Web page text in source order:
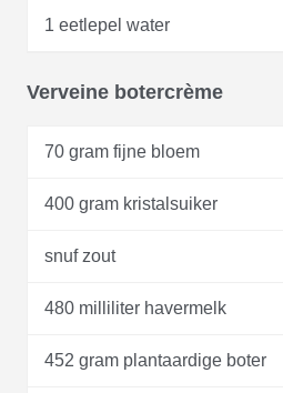
1 eetlepel water
Verveine botercrème
70 gram fijne bloem
400 gram kristalsuiker
snuf zout
480 milliliter havermelk
452 gram plantaardige boter